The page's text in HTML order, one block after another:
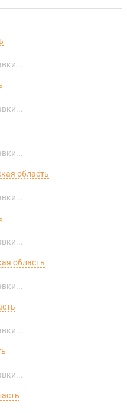
область
область